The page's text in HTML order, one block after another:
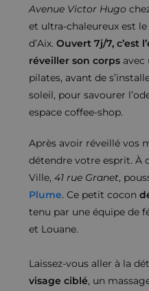
Avenue Victor Hugo
et ultra-chaleureux est
d’Aix.Ouvert 7j/7, c’est
réveiller son corps avec
pilates, avant de
soleil, pour savourer
espace coffee-shop.
Après avoir réveillé vos
détendre votre esprit. À
Ville,41 rue Granet,
Plume. Ce petit cocon
tenu par une équipe de
et Louane.
Laissez-vous aller à la
visage ciblé, un